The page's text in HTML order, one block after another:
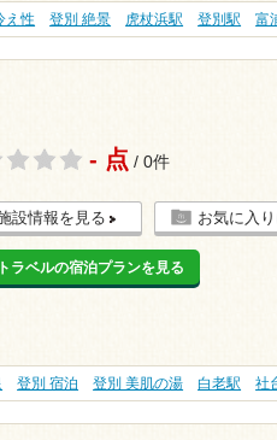
え性 登別 絶景 虎杖浜駅 登別駅 富
- 点 / 0件
設情報を見る お気に入
ラベルの宿泊プランを見る
登別 宿泊 登別 美肌の湯 白老駅 社